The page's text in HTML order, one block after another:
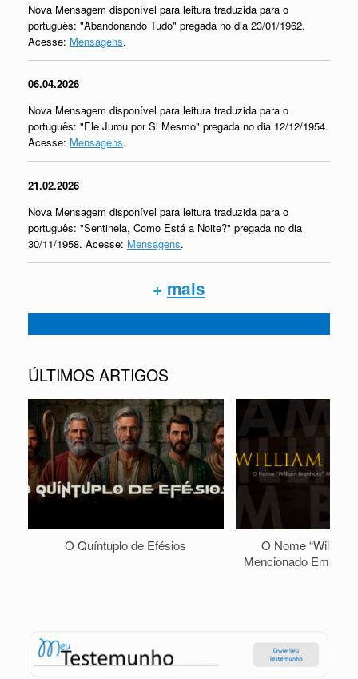
Nova Mensagem disponível para leitura traduzida para o
português: "Abandonando Tudo" pregada no dia 23/01/1962.
Acesse: Mensagens.
06.04.2026
Nova Mensagem disponível para leitura traduzida para o
português: "Ele Jurou por Si Mesmo" pregada no dia 12/12/1954.
Acesse: Mensagens.
21.02.2026
Nova Mensagem disponível para leitura traduzida para o
português: "Sentinela, Como Está a Noite?" pregada no dia
30/11/1958. Acesse: Mensagens.
+ mais
ÚLTIMOS ARTIGOS
O Quíntuplo de Efésios
O Nome “William
Mencionado Em